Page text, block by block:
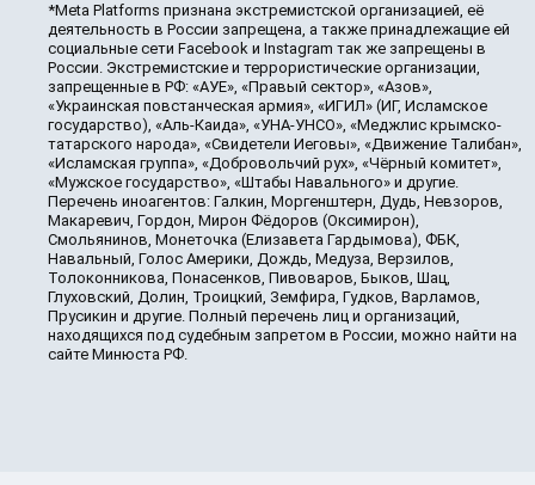
*Meta Platforms признана экстремистской организацией, её
деятельность в России запрещена, а также принадлежащие ей
социальные сети Facebook и Instagram так же запрещены в
России. Экстремистские и террористические организации,
запрещенные в РФ: «АУЕ», «Правый сектор», «Азов»,
«Украинская повстанческая армия», «ИГИЛ» (ИГ, Исламское
государство), «Аль-Каида», «УНА-УНСО», «Меджлис крымско-
татарского народа», «Свидетели Иеговы», «Движение Талибан»,
«Исламская группа», «Добровольчий рух», «Чёрный комитет»,
«Мужское государство», «Штабы Навального» и другие.
Перечень иноагентов: Галкин, Моргенштерн, Дудь, Невзоров,
Макаревич, Гордон, Мирон Фёдоров (Оксимирон),
Смольянинов, Монеточка (Елизавета Гардымова), ФБК,
Навальный, Голос Америки, Дождь, Медуза, Верзилов,
Толоконникова, Понасенков, Пивоваров, Быков, Шац,
Глуховский, Долин, Троицкий, Земфира, Гудков, Варламов,
Прусикин и другие. Полный перечень лиц и организаций,
находящихся под судебным запретом в России, можно найти на
сайте Минюста РФ.